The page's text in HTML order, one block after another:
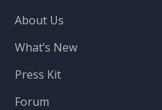
About Us
What’s New
Press Kit
Forum